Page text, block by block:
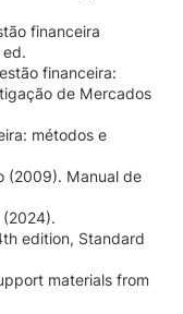
financeira
ed.
financeira:
de Mercados
métodos e
(2009). Manual de
(2024).
edition, Standard
materials from